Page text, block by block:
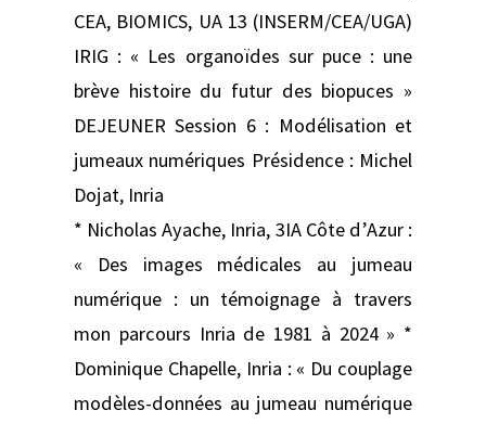
CEA, BIOMICS, UA 13 (INSERM/CEA/UGA)
IRIG : « Les organoïdes sur puce : une
brève histoire du futur des biopuces »
DEJEUNER Session 6 : Modélisation et
jumeaux numériques Présidence : Michel
Dojat, Inria
* Nicholas Ayache, Inria, 3IA Côte d’Azur :
« Des images médicales au jumeau
numérique : un témoignage à travers
mon parcours Inria de 1981 à 2024 » *
Dominique Chapelle, Inria : « Du couplage
modèles-données au jumeau numérique